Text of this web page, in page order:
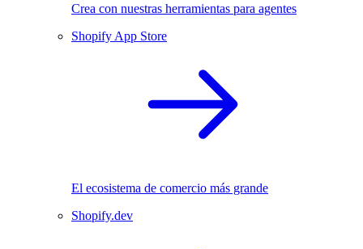
Crea con nuestras herramientas para agentes
Shopify App Store
El ecosistema de comercio más grande
Shopify.dev